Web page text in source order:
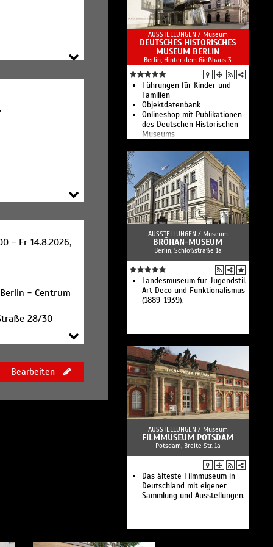
- Fr 14.8.2026,
- Centrum
28/30
Bearbeiten
Panorama
Kulturkontakte. Leben in
Europa
alle Museen im Überblick
AUSSTELLUNGEN / Museum
DEUTSCHES HISTORISCHES
MUSEUM BERLIN
Berlin, Hinter dem Gießhaus 3
Führungen für Kinder und
Familien
Objektdatenbank
Onlineshop mit Publikationen
des Deutschen Historischen
Museums
Museum ist Deutschlands
nationales
Geschichtsmuseum.
AUSSTELLUNGEN / Museum
BRÖHAN-MUSEUM
Berlin, Schloßstraße 1a
Landesmuseum für Jugendstil,
Art Deco und Funktionalismus
(1889-1939).
AUSSTELLUNGEN / Museum
FILMMUSEUM POTSDAM
Potsdam, Breite Str. 1a
Das älteste Filmmuseum in
Deutschland mit eigener
Sammlung und Ausstellungen.